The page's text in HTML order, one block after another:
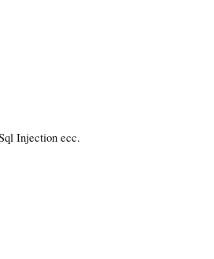
Injection ecc.